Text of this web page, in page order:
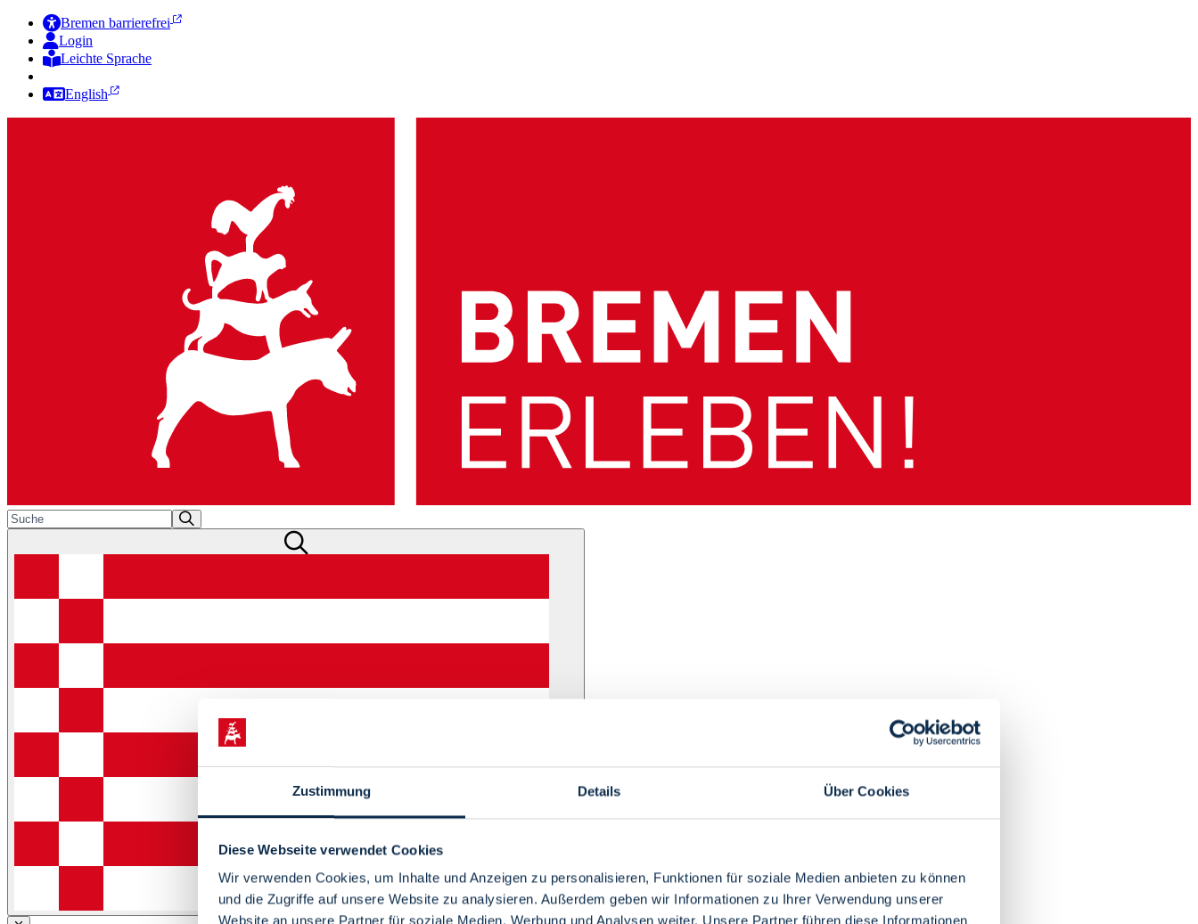
Zustimmung Details Über Cookies
Diese Webseite verwendet Cookies
Wir verwenden Cookies, um Inhalte und Anzeigen zu personalisieren, Funktionen für soziale Medien anbieten zu können
und die Zugriffe auf unsere Website zu analysieren. Außerdem geben wir Informationen zu Ihrer Verwendung unserer
Website an unsere Partner für soziale Medien, Werbung und Analysen weiter. Unsere Partner führen diese Informationen
Bremen barrierefrei
Login
Leichte Sprache
English
Menü